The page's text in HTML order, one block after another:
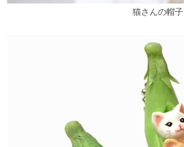
猫さんの帽子